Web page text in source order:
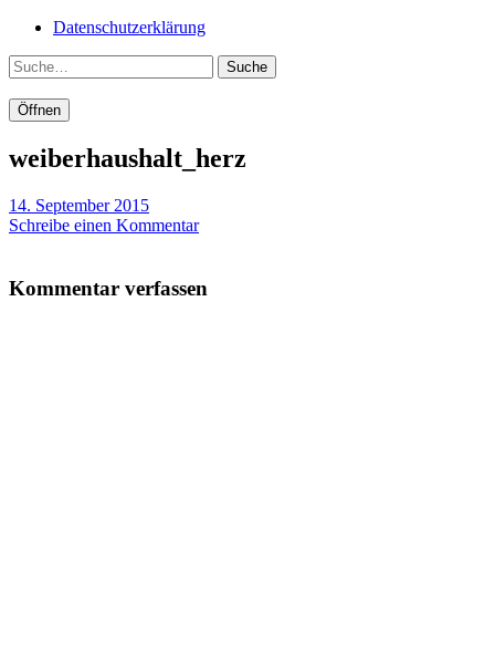
Datenschutzerklärung
Suche
Öffnen
weiberhaushalt_herz
14. September 2015
Schreibe einen Kommentar
Kommentar verfassen